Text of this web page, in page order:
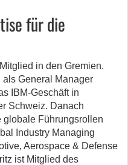
für die
in den Gremien.
General Manager
IBM-Geschäft in
Schweiz. Danach
globale Führungsrollen
Industry Managing
Aerospace & Defense
ist Mitglied des